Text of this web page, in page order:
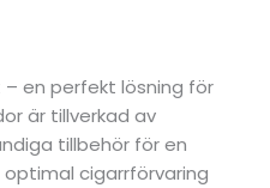
– en perfekt lösning för
är tillverkad av
tillbehör för en
cigarrförvaring